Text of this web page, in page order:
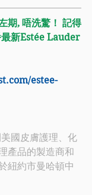
期, 唔洗驚！ 記得
新Estée Lauder
estee-
國皮膚護理、化
產品的製造商和
紐約市曼哈頓中